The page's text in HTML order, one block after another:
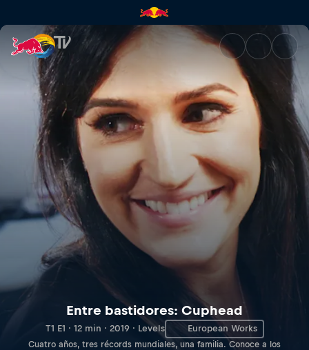
Entre bastidores: Cuphead |
Entre bastidores: Cuphead
T1 E1 · 12 min · 2019 · Levels European Works
Cuatro años, tres récords mundiales, una familia. Conoce a los